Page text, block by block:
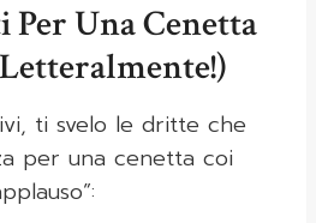
Per Una Cenetta
ti svelo le dritte che
per una cenetta coi